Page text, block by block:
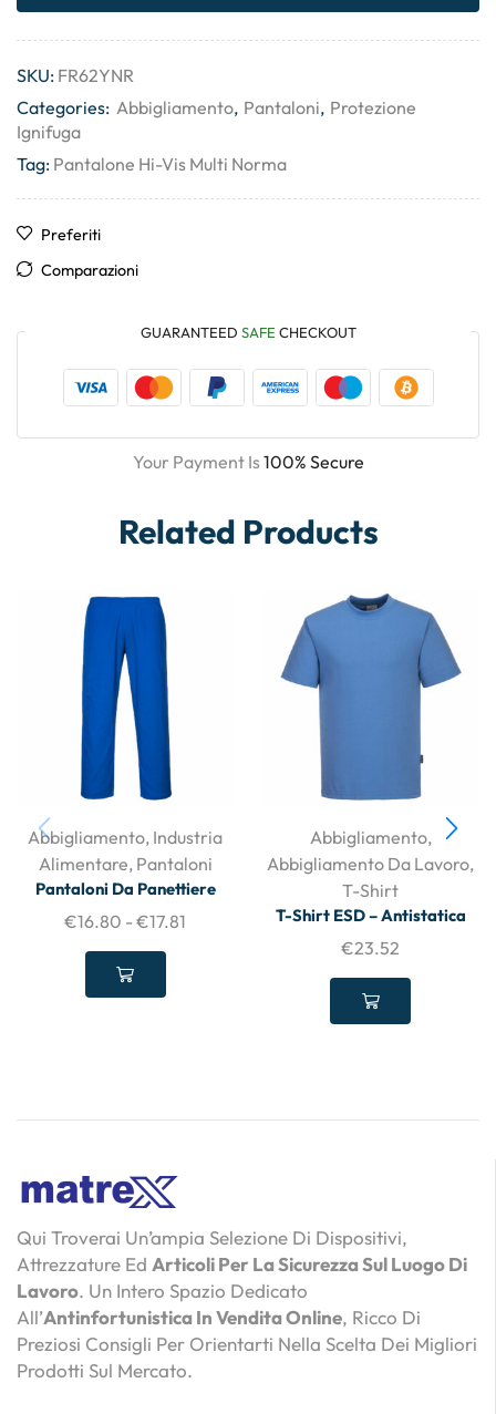
SKU: FR62YNR
Categories: Abbigliamento, Pantaloni, Protezione
Ignifuga
Tag: Pantalone Hi-Vis Multi Norma
Preferiti
Comparazioni
GUARANTEED SAFE CHECKOUT
Your Payment Is100% Secure
Related Products
Abbigliamento, Industria
Alimentare, Pantaloni
Pantaloni Da Panettiere
€16.80 -€17.81
Abbigliamento,
Abbigliamento Da Lavoro,
T-Shirt
T-Shirt ESD – Antistatica
€23.52
Qui Troverai Un’ampia Selezione Di Dispositivi,
Attrezzature Ed Articoli Per La Sicurezza Sul Luogo Di
Lavoro. Un Intero Spazio Dedicato
All’Antinfortunistica In Vendita Online, Ricco Di
Preziosi Consigli Per Orientarti Nella Scelta Dei Migliori
Prodotti Sul Mercato.